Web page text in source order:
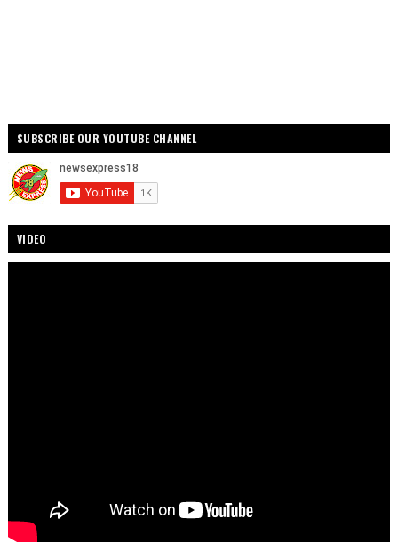
SUBSCRIBE OUR YOUTUBE CHANNEL
VIDEO